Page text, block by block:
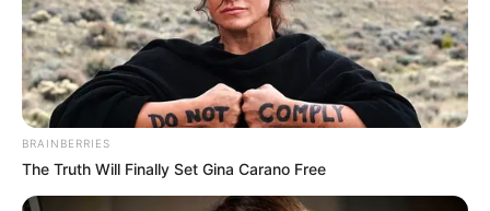
LIHAT ARTIKEL LAINNYA
BRAINBERRIES
The Truth Will Finally Set Gina Carano Free